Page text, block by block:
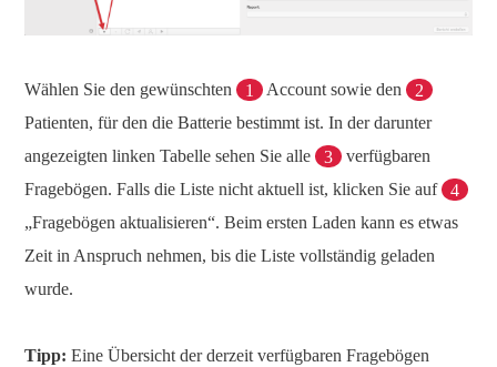
Wählen Sie den gewünschten 1 Account sowie den
2
Patienten, für den die Batterie bestimmt ist. In der darunter
angezeigten linken Tabelle sehen Sie alle
3
verfügbaren
Fragebögen. Falls die Liste nicht aktuell ist, klicken Sie auf
4
„Fragebögen aktualisieren“. Beim ersten Laden kann es etwas
Zeit in Anspruch nehmen, bis die Liste vollständig geladen
wurde.
Tipp: Eine Übersicht der derzeit verfügbaren Fragebögen